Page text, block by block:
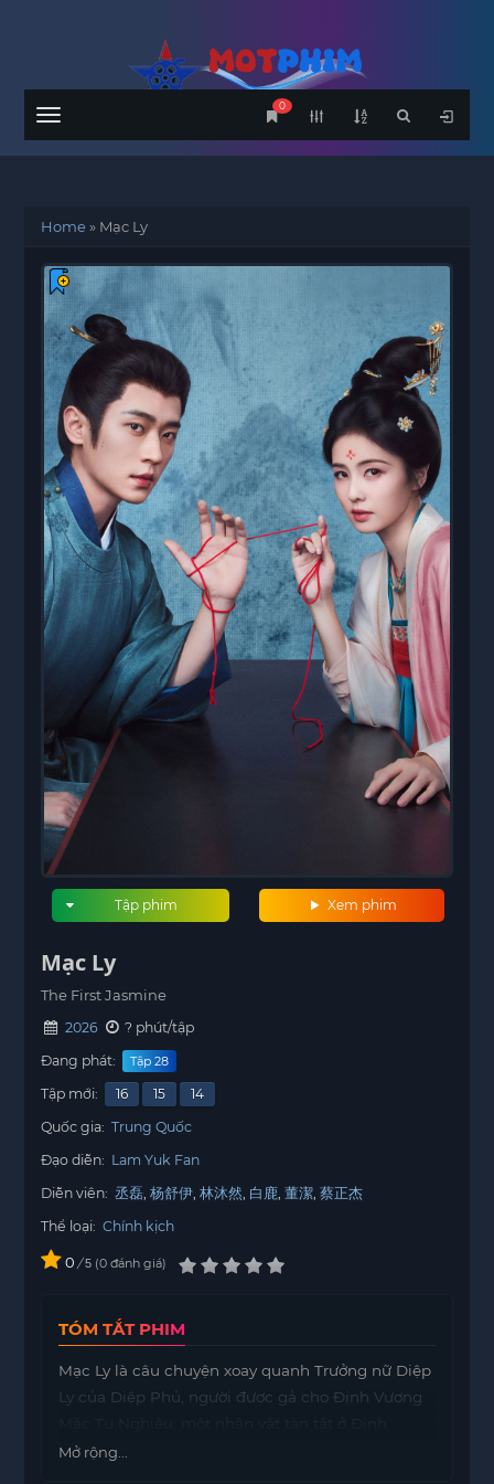
Menu
0
Home» Mạc Ly
Xem phim
Tập phim
Mạc Ly
The First Jasmine
2026
? phút/tập
Đang phát:
Tập 28
Tập mới: 16 15
14
Quốc gia: Trung Quốc
Đạo diễn: Lam Yuk Fan
Diễn viên: 丞磊 杨舒伊 林沐然 白鹿 董潔 蔡正杰
Thể loại: Chính kịch
0 / 5 0 đánh giá
TÓM TẮT PHIM
Mạc Ly là câu chuyện xoay quanh Trưởng nữ Diệp
Ly của Diệp Phủ, người được gả cho Định Vương
Vương Phủ đã suy tàn. Ngày Diệp Ly xuất giá
Mở rộng...